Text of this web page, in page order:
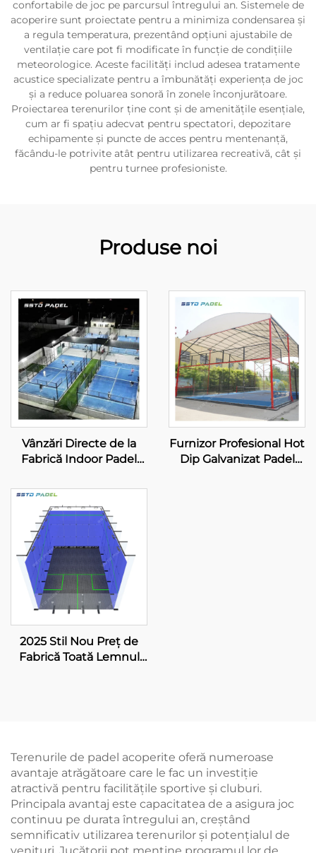
confortabile de joc pe parcursul întregului an. Sistemele de
acoperire sunt proiectate pentru a minimiza condensarea și
a regula temperatura, prezentând opțiuni ajustabile de
ventilație care pot fi modificate în funcție de condițiile
meteorologice. Aceste facilități includ adesea tratamente
acustice specializate pentru a îmbunătăți experiența de joc
și a reduce poluarea sonoră în zonele înconjurătoare.
Proiectarea terenurilor ține cont și de amenitățile esențiale,
cum ar fi spațiu adecvat pentru spectatori, depozitare
echipamente și puncte de acces pentru mentenanță,
făcându-le potrivite atât pentru utilizarea recreativă, cât și
pentru turnee profesioniste.
Produse noi
Vânzări Directe de la
Fabrică Indoor Padel
Vândută Gros
Panoramic Paddle
Court 001-3
Furnizor Profesional Hot
Dip Galvanizat Padel
2025 Stil Nou Preț de
Fabrică Toată Lemnul
Terenurile de padel acoperite oferă numeroase
avantaje atrăgătoare care le fac un investiție
atractivă pentru facilitățile sportive și cluburi.
Principala avantaj este capacitatea de a asigura joc
continuu pe durata întregului an, creștând
semnificativ utilizarea terenurilor și potențialul de